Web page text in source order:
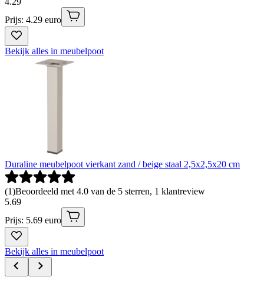
Prijs: 4.29 euro
Bekijk alles in meubelpoot
Duraline meubelpoot vierkant zand / beige staal 2,5x2,5x20 cm
(1)Beoordeeld met 4.0 van de 5 sterren, 1 klantreview
5.69
Prijs: 5.69 euro
Bekijk alles in meubelpoot